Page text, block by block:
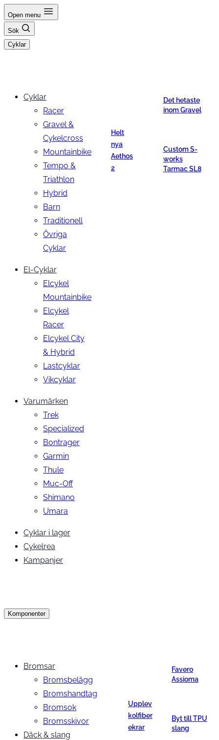
Hoppa
till
innehåll
Open menu
Sök
Cyklar
Cyklar
Racer
Gravel &
Cykelcross
Mountainbike
Tempo &
Triathlon
Hybrid
Barn
Traditionell
Övriga
Cyklar
El-Cyklar
Elcykel
Mountainbike
Elcykel
Racer
Elcykel City
& Hybrid
Lastcyklar
Vikcyklar
Varumärken
Trek
Specialized
Bontrager
Garmin
Thule
Muc-Off
Shimano
Umara
Cyklar i lager
Cykelrea
Kampanjer
Helt
nya
Aethos
2
Det hetaste
inom Gravel
Custom S-
works
Tarmac SL8
Komponenter
Bromsar
Bromsbelägg
Bromshandtag
Bromsok
Bromsskivor
Däck & slang
Upplev
kolfiber
ekrar
Favero
Assioma
Byt till TPU
slang